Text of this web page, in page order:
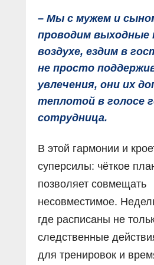
– Мы с мужем и
проводим выходные
воздухе, ездим в
не просто
увлечения, они их
теплотой в голосе
сотрудница.
В этой гармонии и
суперсилы: чёткое
позволяет совмещать
несовместимое.
где расписаны не
следственные
для тренировок и